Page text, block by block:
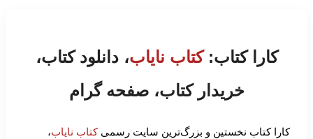
کارا کتاب:کتاب نایاب، دانلود کتاب،
خریدار کتاب، صفحه گرام
کارا کتاب نخستین و بزرگ‌ترین سایت رسمیکتاب نایاب،